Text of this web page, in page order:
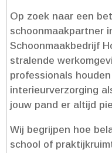
Op zoek naar een
schoonmaakpartner
Schoonmaakbedrijf
stralende
professionals
interieurverzorging
jouw pand er altijd
Wij begrijpen hoe
school of